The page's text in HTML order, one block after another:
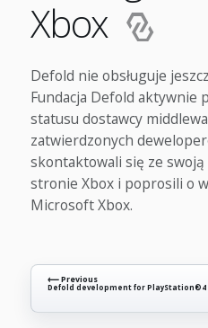
Xbox
Defold nie obsługuje
Fundacja Defold aktywnie
statusu dostawcy
zatwierdzonych
skontaktowali się ze
stronie Xbox i poprosili o
Microsoft Xbox.
⟵ Previous
Defold development for